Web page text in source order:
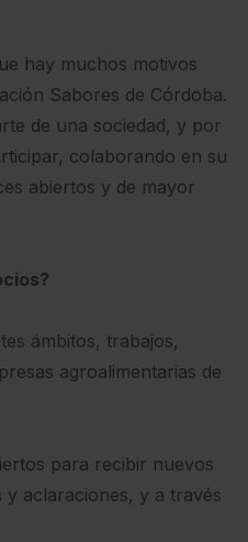
hay muchos motivos
Sabores de Córdoba.
de una sociedad, y por
colaborando en su
abiertos y de mayor
ámbitos, trabajos,
agroalimentarias de
para recibir nuevos
aclaraciones, y a través